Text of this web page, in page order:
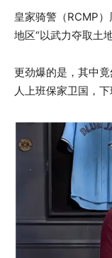
皇家骑警（RCMP
地区“以武力夺取土地
更劲爆的是，其中
人上班保家卫国，下